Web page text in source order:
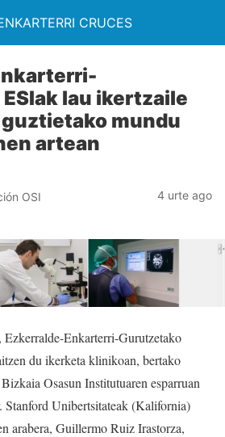
CRUCES
lau ikertzaile
mundu
artean
OSI
4 urte ago
Ezkerralde-Enkarterri-Gurutzetako
du ikerketa klinikoan, bertako
Osasun Institutuaren esparruan
Stanford Unibertsitateak (Kalifornia)
arabera, Guillermo Ruiz Irastorza,